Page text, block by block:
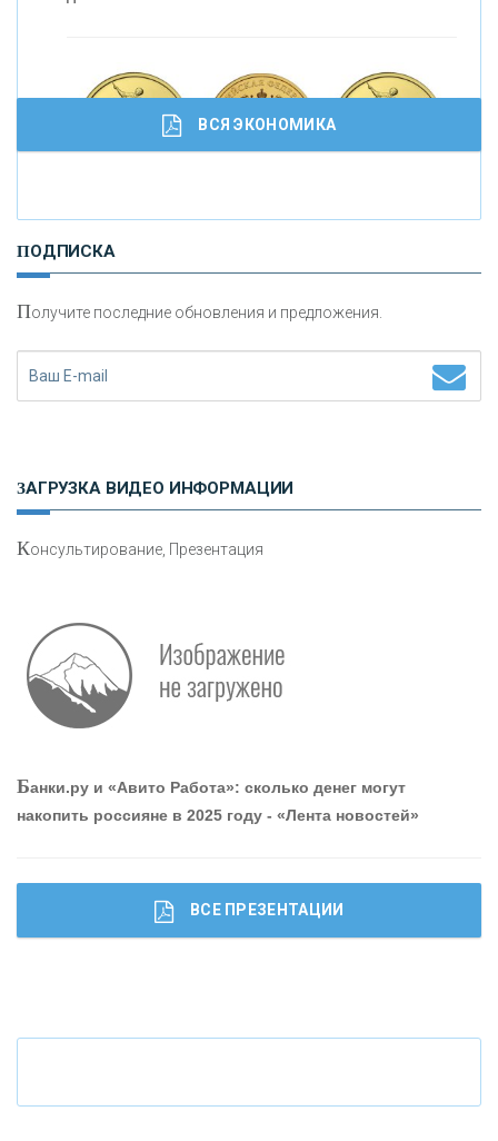
привлечь и удержать персонал - «Интервью»
И
сохранения и увеличения капитала
Что будет с наличными деньгами при цифровом
ВСЯ ЭКОНОМИКА
ПОДПИСКА
Получите последние обновления и предложения.
ЗАГРУЗКА ВИДЕО ИНФОРМАЦИИ
Консультирование, Презентация
Банки.ру и «Авито Работа»: сколько денег могут
накопить россияне в 2025 году - «Лента новостей»
ВСЕ ПРЕЗЕНТАЦИИ